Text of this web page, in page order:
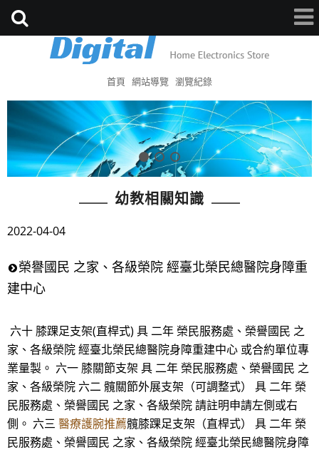
首頁 網站導覽 瀏覽紀錄
幼教相關知識
2022-04-04
榮譽國民 之家、各級榮院 經臺北榮民總醫院身障重
建中心
六十 膝踝足支架(直桿式) 具 二年 榮民服務處、榮譽國民 之
家、各級榮院 經臺北榮民總醫院身障重建中心 或合約單位專
業量製。 六一 膝關節支架 具 二年 榮民服務處、榮譽國民 之
家、各級榮院 六二 髖關節外展支架（可調整式） 具 二年 榮
民服務處、榮譽國民 之家、各級榮院 請註明申請左側或右
側。 六三 醫療護腕推薦髖膝踝足支架（直桿式） 具 二年 榮
民服務處、榮譽國民 之家、各級榮院 經臺北榮民總醫院身障